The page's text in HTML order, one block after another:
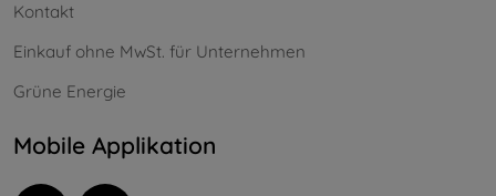
Kontakt
Einkauf ohne MwSt. für Unternehmen
Grüne Energie
Mobile Applikation